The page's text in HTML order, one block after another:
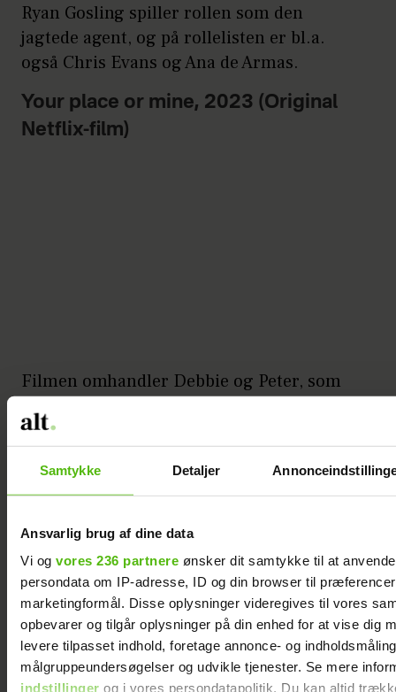
Samtykke Detaljer
Ansvarlig brug af dine data
Vi og vores 236 partnere ønsker dit samtykke til at
persondata om IP-adresse, ID og din browser til
marketingformål. Disse oplysninger videregives til vores
opbevarer og tilgår oplysninger på din enhed for at vise dig
levere tilpasset indhold, foretage annonce- og
målgruppeundersøgelser og udvikle tjenester. Se mere
indstillinger og i vores persondatapolitik. Du kan altid
Ryan Gosling spiller rollen som den
jagtede agent, og på rollelisten er bl.a.
også Chris Evans og Ana de Armas.
Your place or mine, 2023 (Original
Netflix-film)
Filmen omhandler Debbie og Peter, som
selvom de på mange måder er hinandens
rutiner i hjemmet i Los Angeles, mens han
Da Debbie får muligheden for at forfølge
en af sine drømme, bytter de hjem for en
uge, og i løbet af den tid får de øjnene op
for hinanden på en ny og romantisk måde.
Filmens hovedroller bliver spillet af